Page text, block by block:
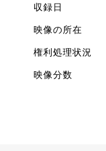
収録日
映像の所在
権利処理状況
映像分数